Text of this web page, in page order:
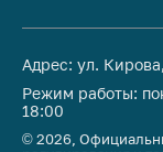
Адрес: ул.
Режим работы:
18:00
© 2026,